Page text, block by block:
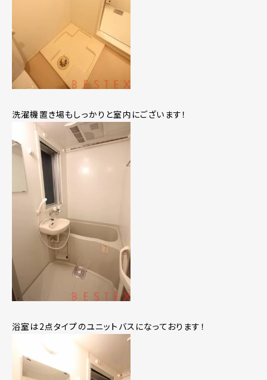
洗濯機置き場もしっかりと室内にございます！
浴室は2点タイプのユニットバスになっております！